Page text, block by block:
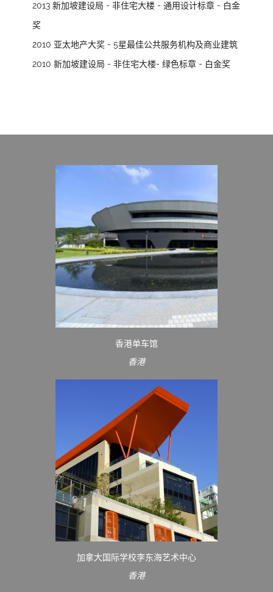
2013 新加坡建设局 - 非住宅大楼 - 通用设计标章 - 白金
奖
2010 亚太地产大奖 - 5星最佳公共服务机构及商业建筑
2010 新加坡建设局 - 非住宅大楼- 绿色标章 - 白金奖
香港单车馆
香港
加拿大国际学校李东海艺术中心
香港